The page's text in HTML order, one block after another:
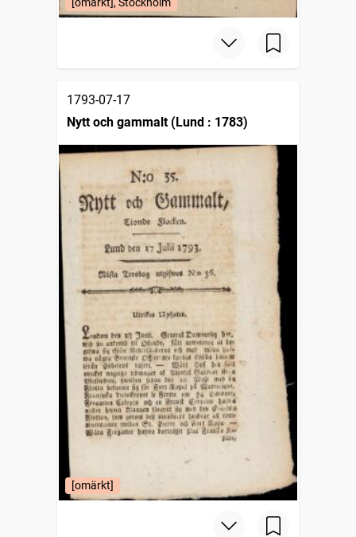
1793-07-17
Nytt och gammalt (Lund : 1783)
[omärkt]